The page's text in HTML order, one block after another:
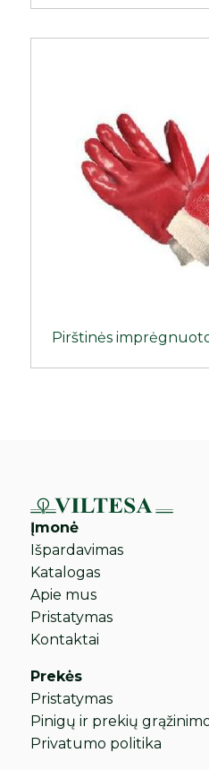
Pirštinės
Įmonė
Išpardavimas
Katalogas
Apie mus
Pristatymas
Kontaktai
Prekės
Pristatymas
Pinigų ir prekių
Privatumo politika